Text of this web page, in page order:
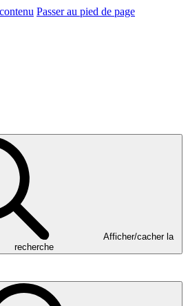
Passer au pied de page
Afficher/cacher la
recherche